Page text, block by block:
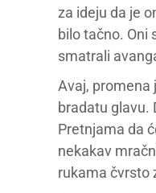
za ideju da je
bilo tačno. Oni
smatrali
Avaj, promena
bradatu glavu.
Pretnjama da
nekakav
rukama čvrsto